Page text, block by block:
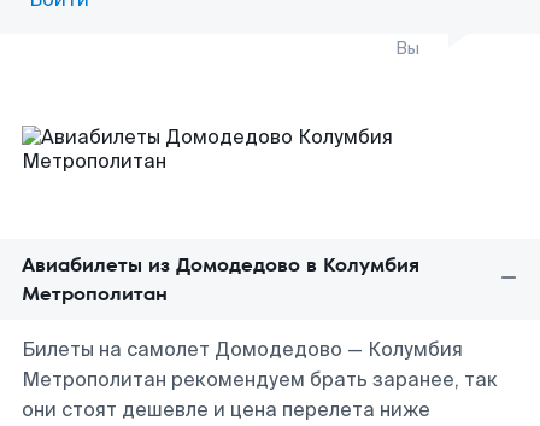
Вы
Авиабилеты из Домодедово в Колумбия
Метрополитан
Билеты на самолет Домодедово — Колумбия
Метрополитан рекомендуем брать заранее, так
они стоят дешевле и цена перелета ниже